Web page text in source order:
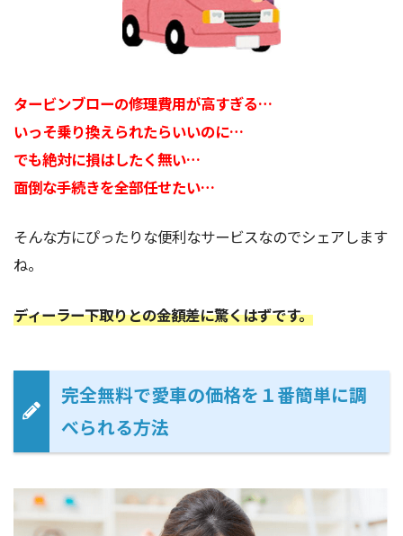
タービンブローの修理費用が高すぎる…
いっそ乗り換えられたらいいのに…
でも絶対に損はしたく無い…
面倒な手続きを全部任せたい…
そんな方にぴったりな便利なサービスなのでシェアします
ね。
ディーラー下取りとの金額差に驚くはずです。
完全無料で愛車の価格を１番簡単に調
べられる方法